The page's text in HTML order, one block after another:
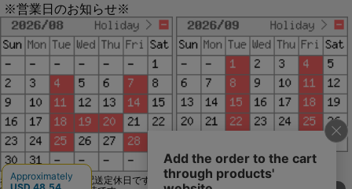
※営業日のお知らせ※
赤字で塗られた日は配送定休日です。